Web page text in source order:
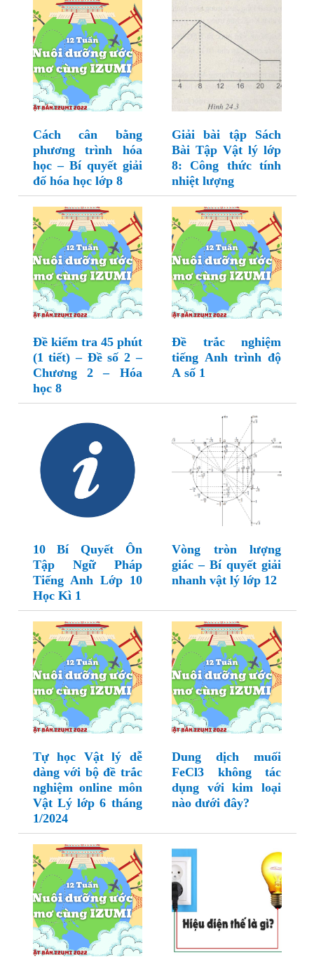
Cách cân bằng
phương trình hóa
học – Bí quyết giải
đố hóa học lớp 8
Giải bài tập Sách
Bài Tập Vật lý lớp
8: Công thức tính
nhiệt lượng
Đề kiểm tra 45 phút
(1 tiết) – Đề số 2 –
Chương 2 – Hóa
học 8
Đề trắc nghiệm
tiếng Anh trình độ
A số 1
10 Bí Quyết Ôn
Tập Ngữ Pháp
Tiếng Anh Lớp 10
Học Kì 1
Vòng tròn lượng
giác – Bí quyết giải
nhanh vật lý lớp 12
Tự học Vật lý dễ
dàng với bộ đề trắc
nghiệm online môn
Vật Lý lớp 6 tháng
1/2024
Dung dịch muối
FeCl3 không tác
dụng với kim loại
nào dưới đây?